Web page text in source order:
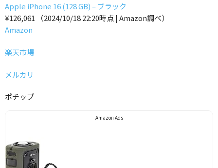
Apple iPhone 16 (128 GB) – ブラック
¥126,061
（2024/10/18 22:20時点 | Amazon調べ）
Amazon
楽天市場
メルカリ
ポチップ
Amazon Ads